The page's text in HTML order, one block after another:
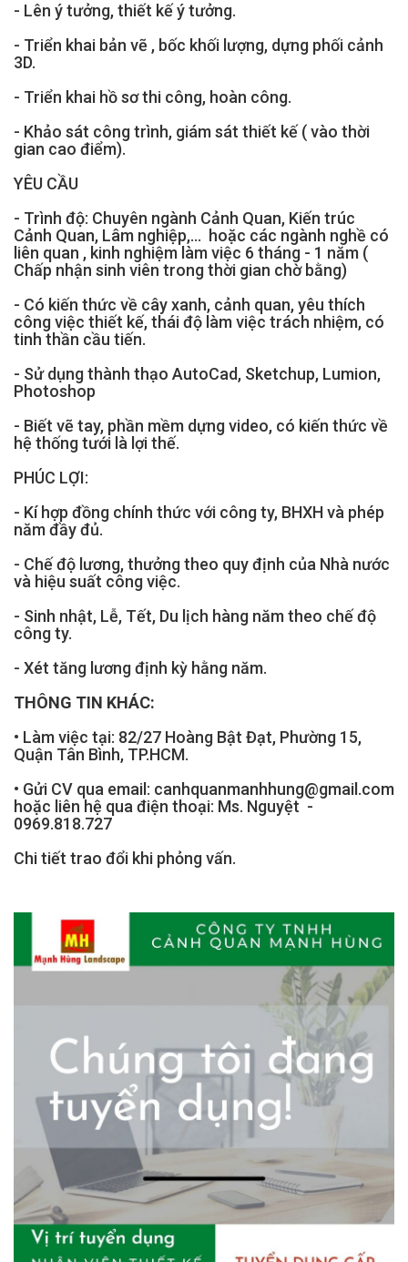
- Lên ý tưởng, thiết kế ý tưởng.
- Triển khai bản vẽ , bốc khối lượng, dựng phối cảnh
3D.
- Triển khai hồ sơ thi công, hoàn công.
- Khảo sát công trình, giám sát thiết kế ( vào thời
gian cao điểm).
YÊU CẦU
- Trình độ: Chuyên ngành Cảnh Quan, Kiến trúc
Cảnh Quan, Lâm nghiệp,...  hoặc các ngành nghề có
liên quan , kinh nghiệm làm việc 6 tháng - 1 năm (
Chấp nhận sinh viên trong thời gian chờ bằng)
- Có kiến thức về cây xanh, cảnh quan, yêu thích
công việc thiết kế, thái độ làm việc trách nhiệm, có
tinh thần cầu tiến.
- Sử dụng thành thạo AutoCad, Sketchup, Lumion,
Photoshop
- Biết vẽ tay, phần mềm dựng video, có kiến thức về
hệ thống tưới là lợi thế.
PHÚC LỢI:
- Kí hợp đồng chính thức với công ty, BHXH và phép
năm đầy đủ.
- Chế độ lương, thưởng theo quy định của Nhà nước
và hiệu suất công việc.
- Sinh nhật, Lễ, Tết, Du lịch hàng năm theo chế độ
công ty.
- Xét tăng lương định kỳ hằng năm.
THÔNG TIN KHÁC:
• Làm việc tại: 82/27 Hoàng Bật Đạt, Phường 15,
Quận Tân Bình, TP.HCM.
• Gửi CV qua email: canhquanmanhhung@gmail.com
hoặc liên hệ qua điện thoại: Ms. Nguyệt  -
0969.818.727
Chi tiết trao đổi khi phỏng vấn.